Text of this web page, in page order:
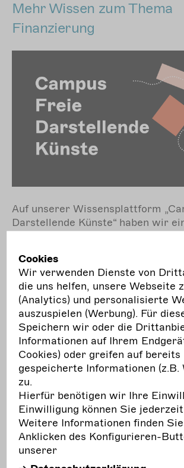
Mehr Wissen zum Thema
Finanzierung
Auf unserer Wissensplattform „
Darstellende Künste“ haben wir
mehrerfahren
Meldungenzu
03.12.2025
Förderstrukturen für
Darstellenden Künste bleiben
Berufsverband BFDK
„Darstellung der
Ländern und beispielhaften
Cookies
Wir verwenden Dienste von
die uns helfen, unsere Webseite
(Analytics) und personalisierte
auszuspielen (Werbung). Für
Speichern wir oder die
Informationen auf Ihrem
Cookies) oder greifen auf bereits
gespeicherte Informationen (z.B.
zu.
Hierfür benötigen wir Ihre
Einwilligung können Sie
Weitere Informationen finden
Anklicken des Konfigurieren-
unserer